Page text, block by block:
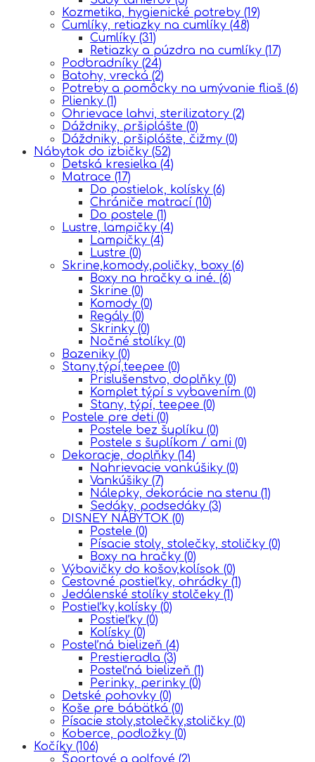
Kozmetika, hygienické potreby (19)
Cumlíky, retiazky na cumlíky (48)
Cumlíky (31)
Retiazky a púzdra na cumlíky (17)
Podbradníky (24)
Batohy, vrecká (2)
Potreby a pomôcky na umývanie fliaš (6)
Plienky (1)
Ohrievace lahvi, sterilizatory (2)
Dáždniky, pršiplášte (0)
Dáždniky, pršiplášte, čižmy (0)
Nábytok do izbičky (52)
Detská kresielka (4)
Matrace (17)
Do postielok, kolísky (6)
Chrániče matrací (10)
Do postele (1)
Lustre, lampičky (4)
Lampičky (4)
Lustre (0)
Skrine,komody,poličky, boxy (6)
Boxy na hračky a iné. (6)
Skrine (0)
Komody (0)
Regály (0)
Skrinky (0)
Nočné stolíky (0)
Bazeniky (0)
Stany,týpí,teepee (0)
Prislušenstvo, doplňky (0)
Komplet týpí s vybavením (0)
Stany, týpí, teepee (0)
Postele pre deti (0)
Postele bez šuplíku (0)
Postele s šuplíkom / ami (0)
Dekoracje, doplňky (14)
Nahrievacie vankúšiky (0)
Vankúšiky (7)
Nálepky, dekorácie na stenu (1)
Sedáky, podsedáky (3)
DISNEY NÁBYTOK (0)
Postele (0)
Písacie stoly, stolečky, stoličky (0)
Boxy na hračky (0)
Výbavičky do košov,kolísok (0)
Cestovné postieľky, ohrádky (1)
Jedálenské stolíky stolčeky (1)
Postieľky,kolísky (0)
Postieľky (0)
Kolísky (0)
Posteľná bielizeň (4)
Prestieradla (3)
Posteľná bielizeň (1)
Perinky, perinky (0)
Detské pohovky (0)
Koše pre bábätká (0)
Písacie stoly,stolečky,stoličky (0)
Koberce, podložky (0)
Kočíky (106)
Športové a golfové (2)